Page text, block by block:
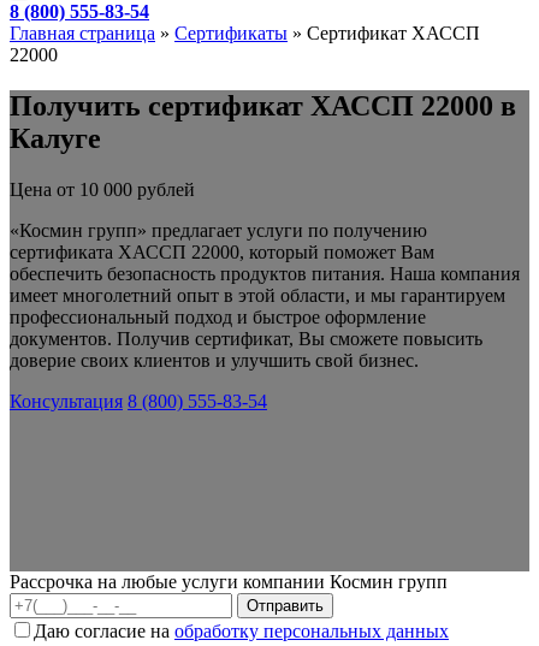
8 (800) 555-83-54
Главная страница » Сертификаты » Сертификат ХАССП
22000
Получить сертификат ХАССП 22000 в
Калуге
Цена от 10 000 рублей
«Космин групп» предлагает услуги по получению
сертификата ХАССП 22000, который поможет Вам
обеспечить безопасность продуктов питания. Наша компания
имеет многолетний опыт в этой области, и мы гарантируем
профессиональный подход и быстрое оформление
документов. Получив сертификат, Вы сможете повысить
доверие своих клиентов и улучшить свой бизнес.
Консультация 8 (800) 555-83-54
Рассрочка на любые услуги компании Космин групп
Даю согласие на обработку персональных данных